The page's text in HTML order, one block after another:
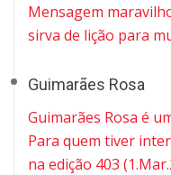
Mensagem
sirva de lição para
Guimarães Rosa
Guimarães Rosa é
Para quem tiver
na edição 403